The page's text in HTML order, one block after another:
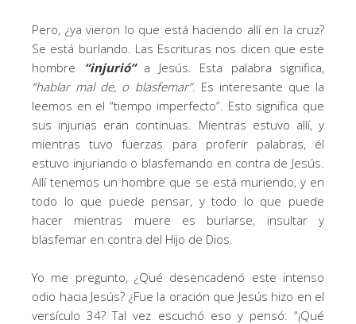
Pero, ¿ya vieron lo que está haciendo allí en la cruz?
Se está burlando. Las Escrituras nos dicen que este
hombre
“injurió”a Jesús. Esta palabra significa,
“hablar mal de, o blasfemar”. Es interesante que la
leemos en el “tiempo imperfecto”. Esto significa que
sus injurias eran continuas. Mientras estuvo allí, y
mientras tuvo fuerzas para proferir palabras, él
estuvo injuriando o blasfemando en contra de Jesús.
Allí tenemos un hombre que se está muriendo, y en
todo lo que puede pensar, y todo lo que puede
hacer mientras muere es burlarse, insultar y
blasfemar en contra del Hijo de Dios.
Yo me pregunto, ¿Qué desencadenó este intenso
odio hacia Jesús? ¿Fue la oración que Jesús hizo en el
versículo 34? Tal vez escuchó eso y pensó: “¡Qué